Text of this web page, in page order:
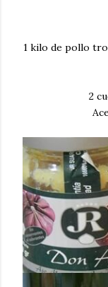
1 kilo de pollo
2